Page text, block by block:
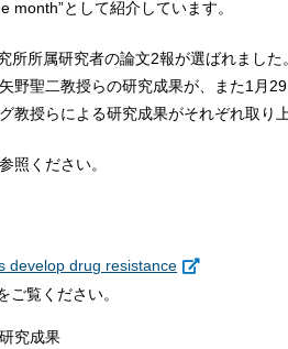
month”として紹介しています。
所所属研究者の論文2報が選ばれまし
野聖二教授らの研究成果が、また1月
教授らによる研究成果がそれぞれ取り
照ください。
develop drug resistance
ご覧ください。
究成果